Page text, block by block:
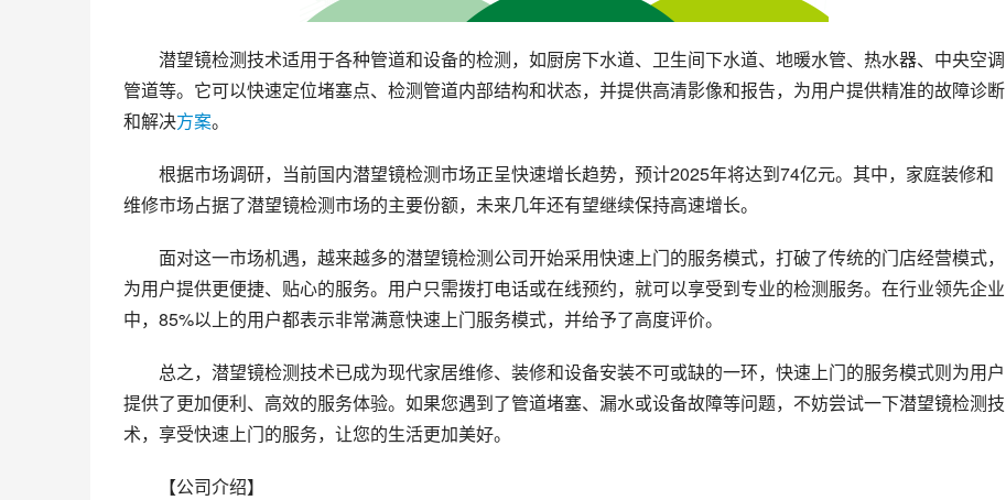
潜望镜检测技术适用于各种管道和设备的检测，如厨房下水道、卫生间下水道、地暖水管、热水器、中央空调
管道等。它可以快速定位堵塞点、检测管道内部结构和状态，并提供高清影像和报告，为用户提供精准的故障诊断
和解决方案。
根据市场调研，当前国内潜望镜检测市场正呈快速增长趋势，预计2025年将达到74亿元。其中，家庭装修和
维修市场占据了潜望镜检测市场的主要份额，未来几年还有望继续保持高速增长。
面对这一市场机遇，越来越多的潜望镜检测公司开始采用快速上门的服务模式，打破了传统的门店经营模式，
为用户提供更便捷、贴心的服务。用户只需拨打电话或在线预约，就可以享受到专业的检测服务。在行业领先企业
中，85%以上的用户都表示非常满意快速上门服务模式，并给予了高度评价。
总之，潜望镜检测技术已成为现代家居维修、装修和设备安装不可或缺的一环，快速上门的服务模式则为用户
提供了更加便利、高效的服务体验。如果您遇到了管道堵塞、漏水或设备故障等问题，不妨尝试一下潜望镜检测技
术，享受快速上门的服务，让您的生活更加美好。
【公司介绍】